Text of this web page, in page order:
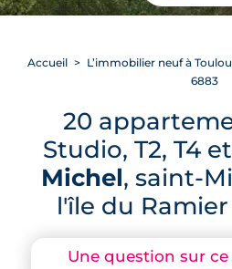
Une question sur
Accueil L’immobilier neuf à
6883
20
Studio, T2, T4
Michel, saint-
l'île du Ramier